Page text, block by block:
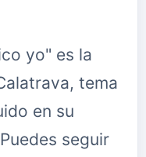
yo" es la
tema
en su
seguir